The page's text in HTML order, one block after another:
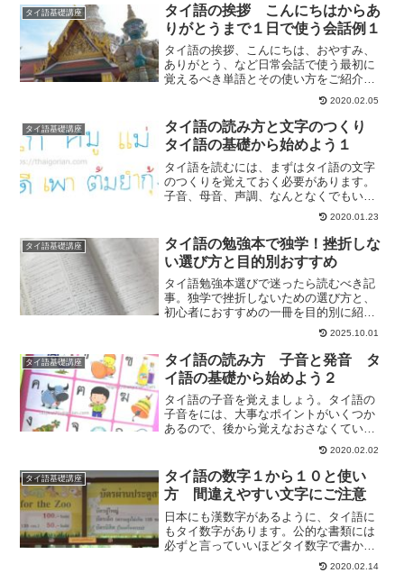
タイ語基礎講座
タイ語の挨拶 こんにちはからあ
りがとうまで１日で使う会話例１
タイ語の挨拶、こんにちは、おやすみ、
ありがとう、など日常会話で使う最初に
覚えるべき単語とその使い方をご紹介し
2020.02.05
タイ語基礎講座
タイ語の読み方と文字のつくり
タイ語の基礎から始めよう１
タイ語を読むには、まずはタイ語の文字
のつくりを覚えておく必要があります。
子音、母音、声調、なんとなくでもいい
ので、どういう成り立ちかを知っておく
と、文字を覚えて読む時に役立ちます。
2020.01.23
タイ語基礎講座
タイ語の勉強本で独学！挫折しな
い選び方と目的別おすすめ
タイ語勉強本選びで迷ったら読むべき記
事。独学で挫折しないための選び方と、
初心者におすすめの一冊を目的別に紹
介。自分に合った本を見つけよう。2025.10.01
タイ語基礎講座
タイ語の読み方 子音と発音 タ
イ語の基礎から始めよう２
タイ語の子音を覚えましょう。タイ語の
子音をには、大事なポイントがいくつか
あるので、後から覚えなおさなくていい
ように、ここでしっかり覚えておきまし
2020.02.02
タイ語基礎講座
タイ語の数字１から１０と使い
方 間違えやすい文字にご注意
日本にも漢数字があるように、タイ語に
もタイ数字があります。公的な書類には
必ずと言っていいほどタイ数字で書かれ
ているので、覚えておくといいですよ。
2020.02.14